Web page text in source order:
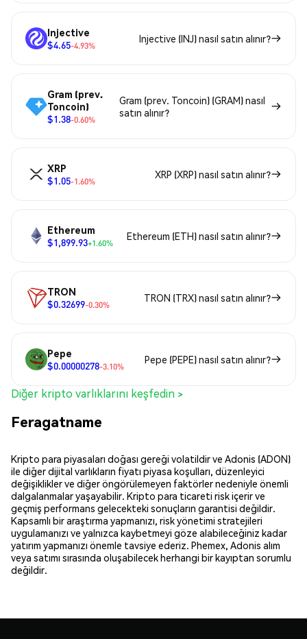
Injective
$4.65-4.93%
Injective (INJ) nasıl satın alınır?
Gram (prev.
Toncoin)
$1.38-0.60%
Gram (prev. Toncoin) (GRAM) nasıl
satın alınır?
XRP
$1.05-1.60%
XRP (XRP) nasıl satın alınır?
Ethereum
$1,899.93+1.60%
Ethereum (ETH) nasıl satın alınır?
TRON
$0.32699-0.30%
TRON (TRX) nasıl satın alınır?
Pepe
$0.00000278-3.10%
Pepe (PEPE) nasıl satın alınır?
Diğer kripto varlıklarını keşfedin >
Feragatname
Kripto para piyasaları doğası gereği volatildir ve Adonis (ADON)
ile diğer dijital varlıkların fiyatı piyasa koşulları, düzenleyici
değişiklikler ve diğer öngörülemeyen faktörler nedeniyle önemli
dalgalanmalar yaşayabilir. Kripto para ticareti risk içerir ve
geçmiş performans gelecekteki sonuçların garantisi değildir.
Kapsamlı bir araştırma yapmanızı, risk yönetimi stratejileri
uygulamanızı ve yalnızca kaybetmeyi göze alabileceğiniz kadar
yatırım yapmanızı önemle tavsiye ederiz. Phemex, Adonis alım
veya satımı sırasında oluşabilecek herhangi bir kayıptan sorumlu
değildir.